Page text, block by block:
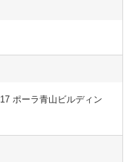
ポーラ青山ビルディン